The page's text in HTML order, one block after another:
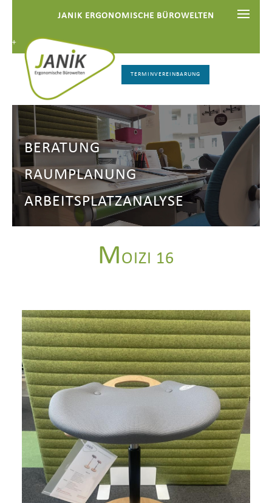
TERMINVEREINBARUNG
JANIK ERGONOMISCHE BÜROWELTEN
BERATUNG
RAUMPLANUNG
ARBEITSPLATZANALYSE
MOIZI 16